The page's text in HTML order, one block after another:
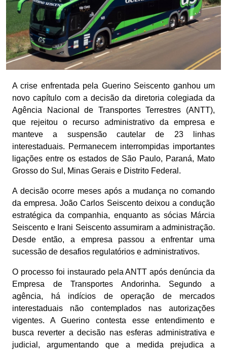
A crise enfrentada pela Guerino Seiscento ganhou um
novo capítulo com a decisão da diretoria colegiada da
Agência Nacional de Transportes Terrestres (ANTT),
que rejeitou o recurso administrativo da empresa e
manteve a suspensão cautelar de 23 linhas
interestaduais. Permanecem interrompidas importantes
ligações entre os estados de São Paulo, Paraná, Mato
Grosso do Sul, Minas Gerais e Distrito Federal.
A decisão ocorre meses após a mudança no comando
da empresa. João Carlos Seiscento deixou a condução
estratégica da companhia, enquanto as sócias Márcia
Seiscento e Irani Seiscento assumiram a administração.
Desde então, a empresa passou a enfrentar uma
sucessão de desafios regulatórios e administrativos.
O processo foi instaurado pela ANTT após denúncia da
Empresa de Transportes Andorinha. Segundo a
agência, há indícios de operação de mercados
interestaduais não contemplados nas autorizações
vigentes. A Guerino contesta esse entendimento e
busca reverter a decisão nas esferas administrativa e
judicial, argumentando que a medida prejudica a